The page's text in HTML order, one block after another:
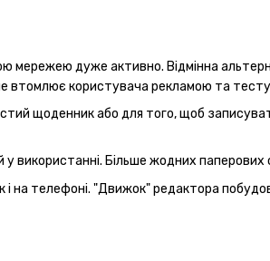
мережею дуже активно. Відмінна
втомлює користувача рекламою та
щоденник або для того, щоб
Більше жодних паперових
телефоні. "Движок" редактора